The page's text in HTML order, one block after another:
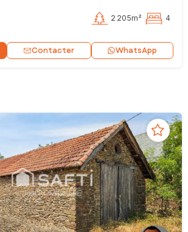
2 205m² 4
Contacter WhatsApp